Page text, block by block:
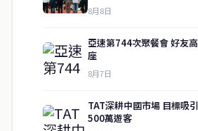
8月8日
亞速第744次聚餐會 好友
座
8月7日
TAT深耕中國市場 目標吸
500萬遊客